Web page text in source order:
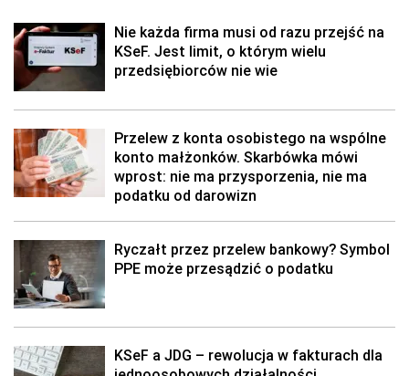
Nie każda firma musi od razu przejść na
KSeF. Jest limit, o którym wielu
przedsiębiorców nie wie
Przelew z konta osobistego na wspólne
konto małżonków. Skarbówka mówi
wprost: nie ma przysporzenia, nie ma
podatku od darowizn
Ryczałt przez przelew bankowy? Symbol
PPE może przesądzić o podatku
KSeF a JDG – rewolucja w fakturach dla